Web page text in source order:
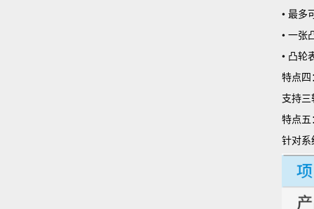
• 最多
• 一张
• 凸轮
特点
支持
特点
针对